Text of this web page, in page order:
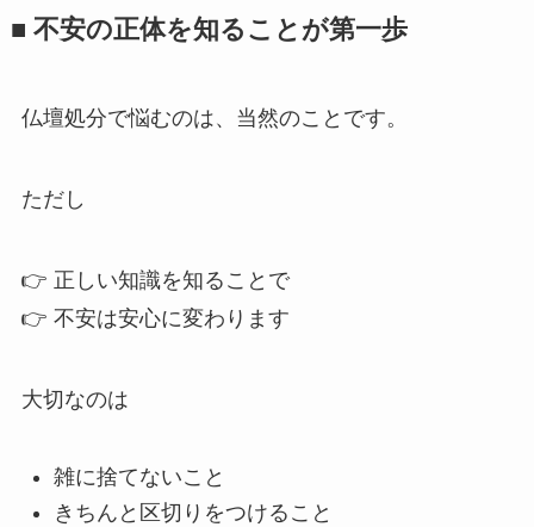
■ 不安の​正体を​知る​ことが​第一歩
仏壇処分で悩むのは、当然のことです。
ただし
👉 正しい知識を知ることで
👉 不安は安心に変わります
大切なのは
雑に捨てないこと
きちんと区切りをつけること